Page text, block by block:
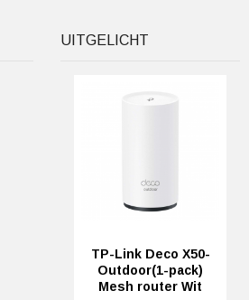
UITGELICHT
TP-Link Deco X50-
Outdoor(1-pack)
Mesh router Wit